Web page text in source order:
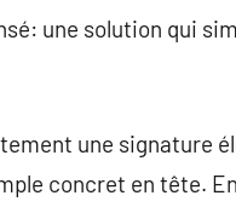
une solution qui
une signature
concret en tête.